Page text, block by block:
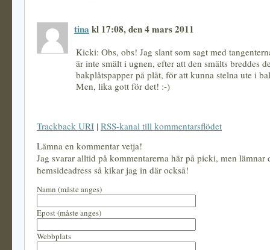
tina kl 17:08, den 4 mars 2011
Kicki: Obs, obs! Jag slant som sagt med
är inte smält i ugnen, efter att den smälts breddes
bakplåtspapper på plåt, för att kunna stelna ute i
Men, lika gott för det! :-)
Trackback URI | RSS-kanal till kommentarsflödet
Lämna en kommentar vetja!
Jag svarar alltid på kommentarerna här på picki, men lämnar
hemsideadress så kikar jag in där också!
Namn (måste anges)
Epost (måste anges)
Webbplats